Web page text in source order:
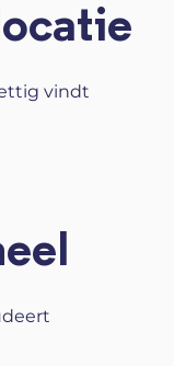
vindt